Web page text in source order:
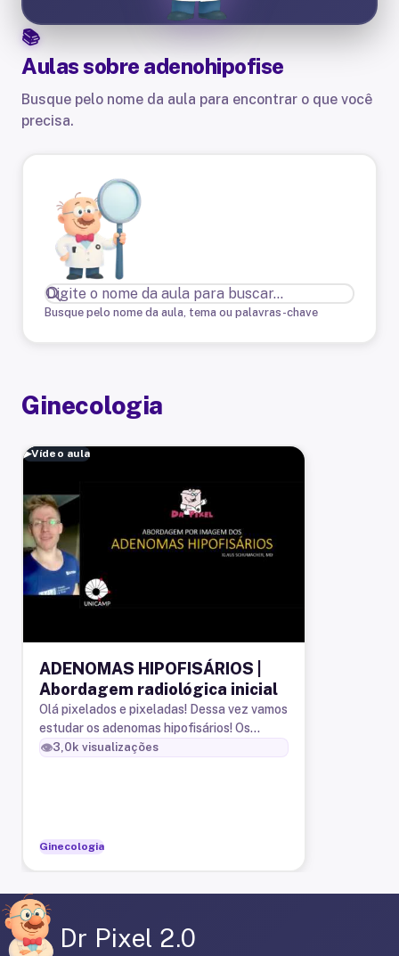
Aulas sobre adenohipofise
Busque pelo nome da aula para encontrar o que você
precisa.
Busque pelo nome da aula, tema ou palavras-chave
Ginecologia
▶Vídeo aula
ADENOMAS HIPOFISÁRIOS |
Abordagem radiológica inicial
Olá pixelados e pixeladas! Dessa vez vamos
estudar os adenomas hipofisários! Os
conteúdos abordados são: - Anatomia selar
👁️3,0k visualizações
Ginecologia
Dr Pixel 2.0